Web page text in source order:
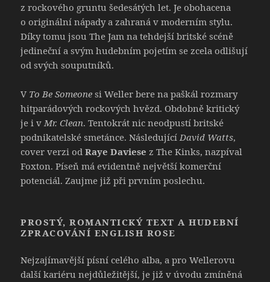
z rockového gruntu šedesátých let. Je obohacena
o originální nápady a zahraná v moderním stylu.
Díky tomu jsou The Jam na tehdejší britské scéně
jedineční a svým hudebním pojetím se zcela odlišují
od svých souputníků.
V To Be Someone si Weller bere na paškál rozmary
hitparádových rockových hvězd. Obdobně kritický
je i vMr. Clean. Tentokrát nic neodpustí britské
podnikatelské smetánce. NásledujícíDavid Watts,
cover verzi odRaye Daviese z The Kinks, nazpíval
Foxton. Píseň má evidentně největší komerční
potenciál. Zaujme již při prvním poslechu.
PROSTÝ, ROMANTICKÝ TEXT A HUDEBNÍ
ZPRACOVÁNÍ ENGLISH ROSE
Nejzajímavější písní celého alba, a pro Wellerovu
další kariéru nejdůležitější, je již v úvodu zmíněná